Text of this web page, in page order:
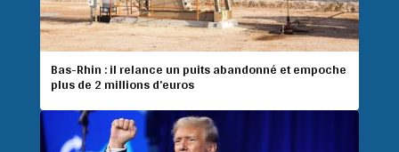
Bas-Rhin : il relance un puits abandonné et empoche
plus de 2 millions d’euros